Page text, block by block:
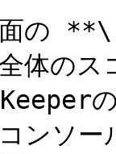
面の
体の
ンソ